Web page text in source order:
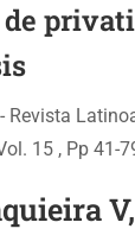
Revista
15 , Pp 41-